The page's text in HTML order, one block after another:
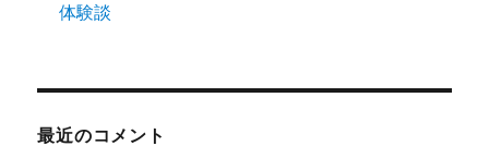
体験談
最近のコメント